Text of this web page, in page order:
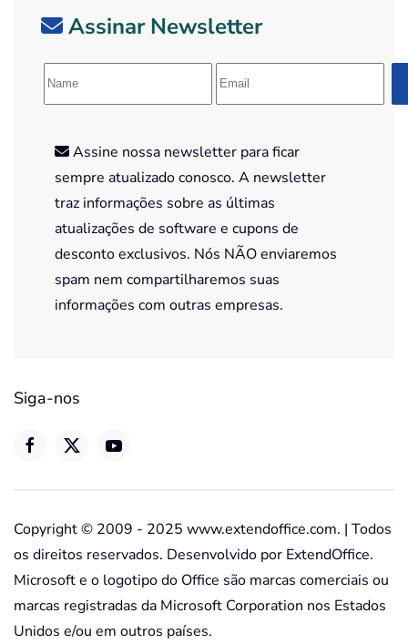
Assinar Newsletter
Assine nossa newsletter para ficar
sempre atualizado conosco. A newsletter
traz informações sobre as últimas
atualizações de software e cupons de
desconto exclusivos. Nós NÃO enviaremos
spam nem compartilharemos suas
informações com outras empresas.
Siga-nos
Copyright © 2009 - 2025 www.extendoffice.com. | Todos
os direitos reservados. Desenvolvido por ExtendOffice.
Microsoft e o logotipo do Office são marcas comerciais ou
marcas registradas da Microsoft Corporation nos Estados
Unidos e/ou em outros países.